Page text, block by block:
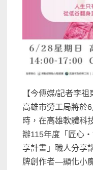
【今傳媒/記者李祖
高雄市勞工局將於
時，在高雄軟體科
辦115年度「匠心
享計畫」職人分享
牌創作者—顯化小